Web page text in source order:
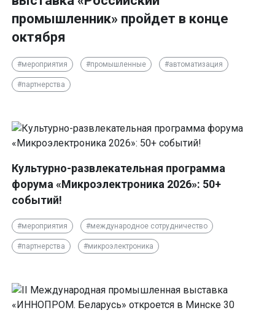
промышленник» пройдет в конце
октября
#мероприятия #промышленные #автоматизация
#партнерства
Культурно-развлекательная программа
форума «Микроэлектроника 2026»: 50+
событий!
#мероприятия #международное сотрудничество
#партнерства #микроэлектроника